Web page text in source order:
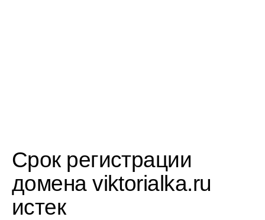
Срок регистрации
домена viktorialka.ru
истек